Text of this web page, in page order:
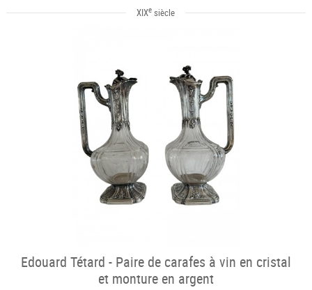
XIXe siècle
Edouard Tétard - Paire de carafes à vin en cristal
et monture en argent